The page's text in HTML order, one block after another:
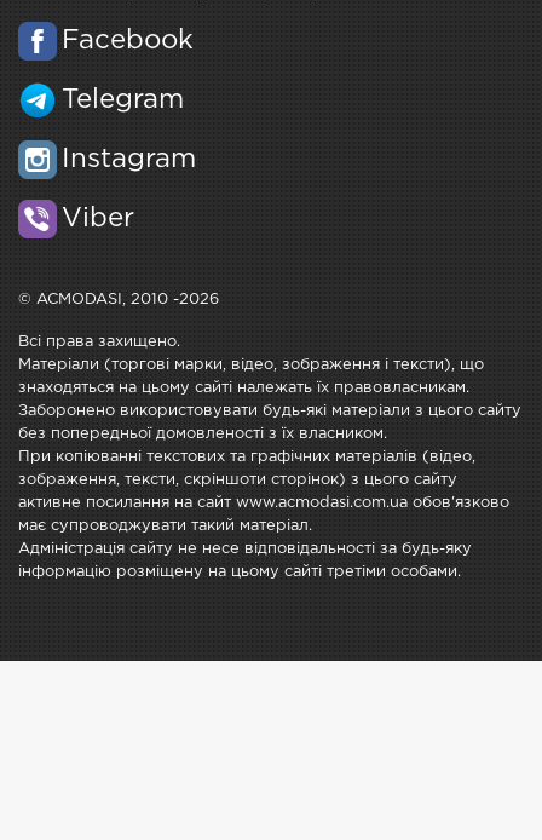
Facebook
Telegram
Instagram
Viber
© ACMODASI, 2010 -2026
Всі права захищено.
Матеріали (торгові марки, відео, зображення і тексти), що
знаходяться на цьому сайті належать їх правовласникам.
Заборонено використовувати будь-які матеріали з цього сайту
без попередньої домовленості з їх власником.
При копіюванні текстових та графічних матеріалів (відео,
зображення, тексти, скріншоти сторінок) з цього сайту
активне посилання на сайт www.acmodasi.com.ua обов'язково
має супроводжувати такий матеріал.
Адміністрація сайту не несе відповідальності за будь-яку
інформацію розміщену на цьому сайті третіми особами.